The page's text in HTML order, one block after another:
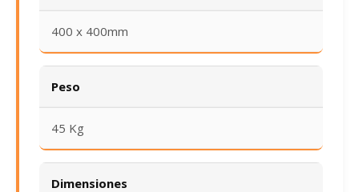
400 x 400mm
Peso
45 Kg
Dimensiones